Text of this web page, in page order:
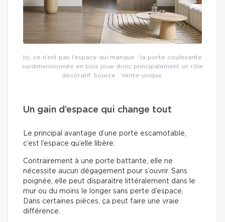
Ici, ce n’est pas l’espace qui manque : la porte coulissante
surdimensionnée en bois joue donc principalement un rôle
décoratif. Source : Vente-unique.
Un gain d’espace qui change tout
Le principal avantage d’une porte escamotable,
c’est l’espace qu’elle libère.
Contrairement à une porte battante, elle ne
nécessite aucun dégagement pour s’ouvrir. Sans
poignée, elle peut disparaitre littéralement dans le
mur ou du moins le longer sans perte d’espace.
Dans certaines pièces, ça peut faire une vraie
différence.